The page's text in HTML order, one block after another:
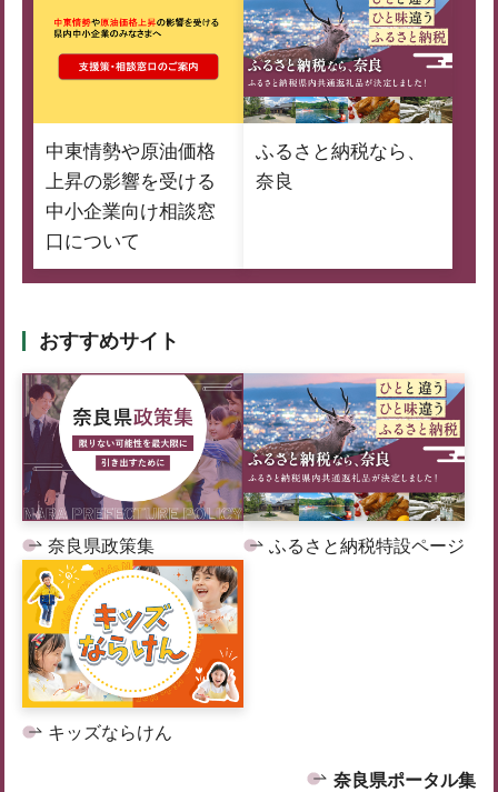
中東情勢や原油価格
上昇の影響を受ける
中小企業向け相談窓
口について
ふるさと納税なら、
奈良
おすすめサイト
奈良県政策集 ふるさと納税特設ページ
キッズならけん
奈良県ポータル集